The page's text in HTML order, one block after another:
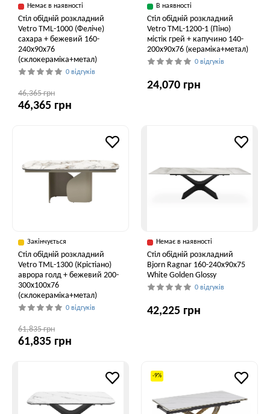
Немає в наявності
Стіл обідній розкладний
Vetro ТМL-1000 (Феліче)
сахара + бежевий 160-
240x90x76
(склокераміка+метал)
0 відгуків
46,365 грн
46,365 грн
В наявності
Стіл обідній розкладний
Vetro TML-1200-1 (Піно)
містік грей + капучино 140-
200x90x76 (кераміка+метал)
0 відгуків
24,070 грн
Закінчується
Стіл обідній розкладний
Vetro TML-1300 (Крістіано)
аврора голд + бежевий 200-
300x100x76
(склокераміка+метал)
0 відгуків
61,835 грн
61,835 грн
Немає в наявності
Стіл обідній розкладний
Bjorn Ragnar 160-240х90х75
White Golden Glossy
0 відгуків
42,225 грн
-9%